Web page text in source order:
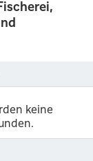
keine